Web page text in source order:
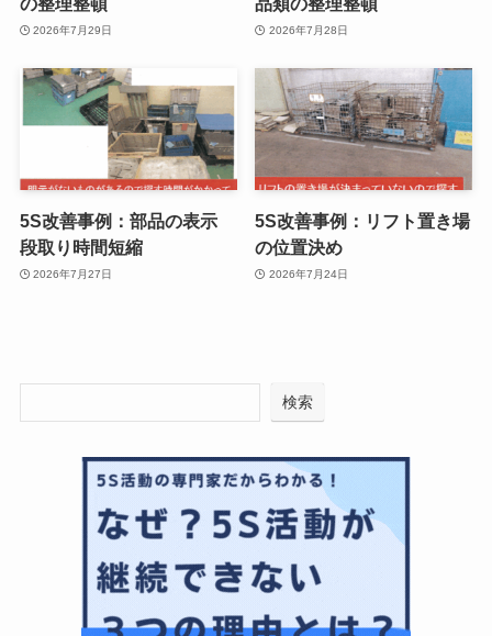
2026年7月29日 2026年7月28日
5S改善事例：部品の表示
段取り時間短縮
2026年7月27日
5S改善事例：リフト置き場
の位置決め
2026年7月24日
検索